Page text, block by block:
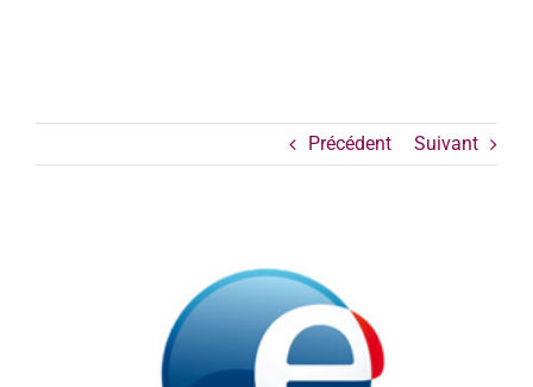
Précédent Suivant